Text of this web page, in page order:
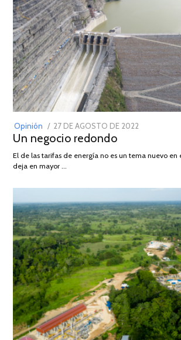
Opinión
POSTED
ON
27 DE AGOSTO DE 2022
DE
Un negocio redondo
El de las tarifas de energía no es un tema nuevo en
deja en mayor …